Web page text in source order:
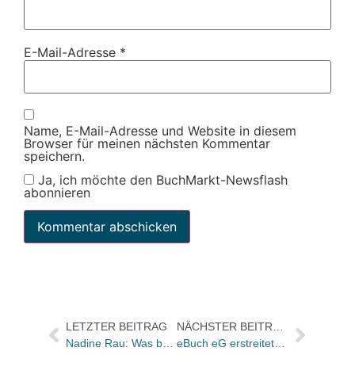
E-Mail-Adresse *
Name, E-Mail-Adresse und Website in diesem
Browser für meinen nächsten Kommentar
speichern.
Ja, ich möchte den BuchMarkt-Newsflash
abonnieren
LETZTER BEITRAG
Nadine Rau: Was bewegt die Fachmedienbranche und die AWS?